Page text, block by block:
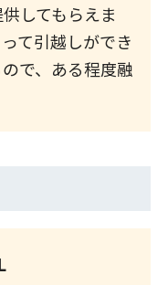
してもらえま
て引越しができ
で、ある程度融